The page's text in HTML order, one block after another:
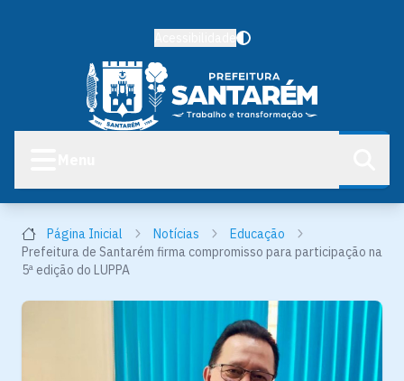
Página Inicial Notícias
Educação
Prefeitura de Santarém firma compromisso para participação na
5ª edição do LUPPA